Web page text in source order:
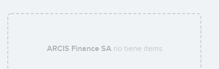
ARCIS Finance SAno tiene items